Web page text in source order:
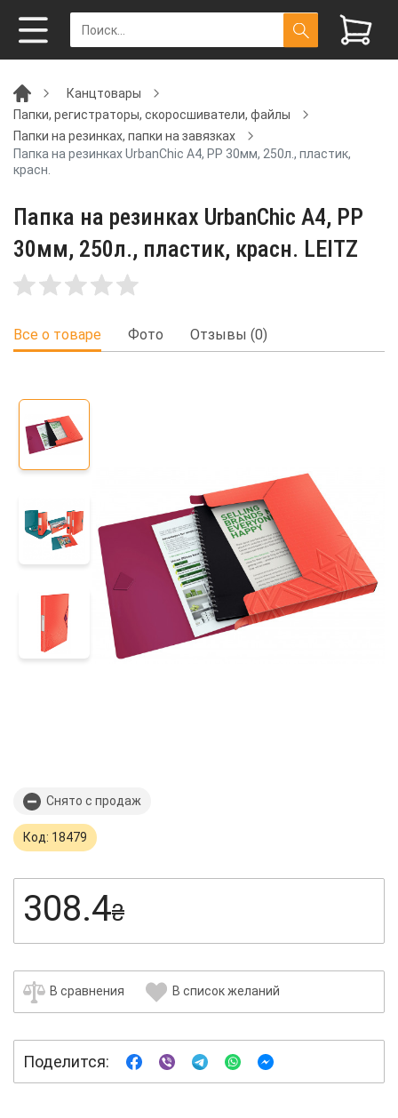
Канцтовары
Папки, регистраторы, скоросшиватели, файлы
Папки на резинках, папки на завязках
Папка на резинках UrbanChic А4, РР 30мм, 250л., пластик,
красн.
Папка на резинках UrbanChic А4, РР
30мм, 250л., пластик, красн. LEITZ
Все о товаре Фото Отзывы (0)
Снято с продаж
Код: 18479
308.4₴
В сравнения В список желаний
Поделится: